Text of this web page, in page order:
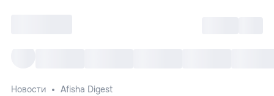
Новости Afisha Digest